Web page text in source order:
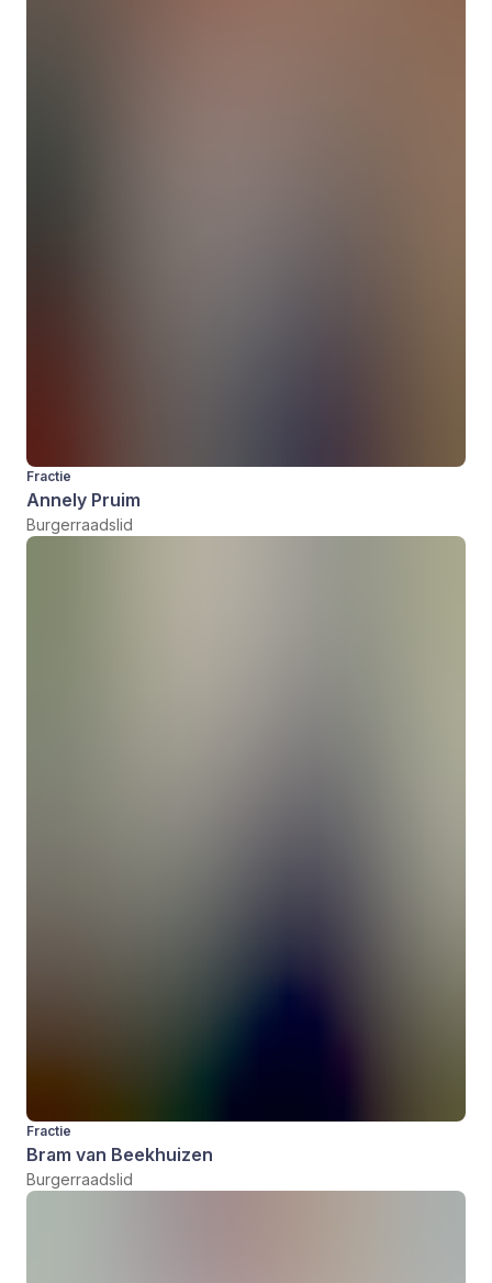
Fractie
Annely Pruim
Burgerraadslid
Fractie
Bram van Beekhuizen
Burgerraadslid